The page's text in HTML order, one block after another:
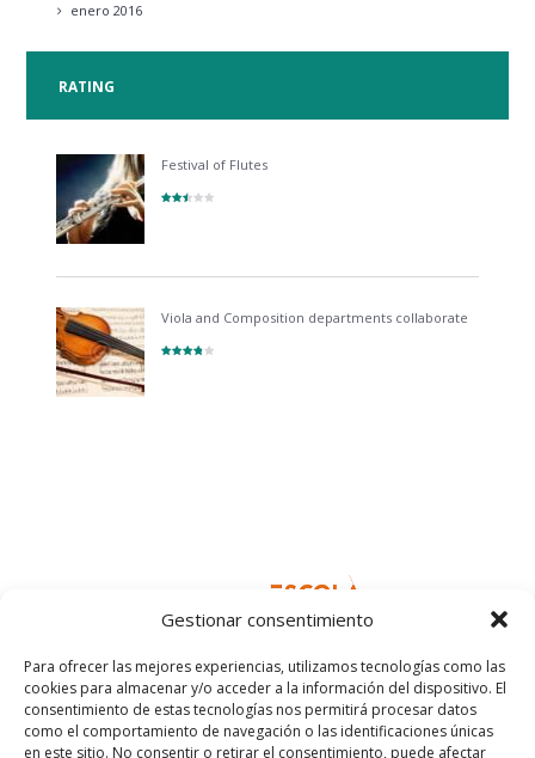
Gestionar consentimiento
Para ofrecer las mejores experiencias, utilizamos tecnologías como las
cookies para almacenar y/o acceder a la información del dispositivo. El
consentimiento de estas tecnologías nos permitirá procesar datos
como el comportamiento de navegación o las identificaciones únicas
en este sitio. No consentir o retirar el consentimiento, puede afectar
enero 2016
RATING
Festival of Flutes
Viola and Composition departments collaborate